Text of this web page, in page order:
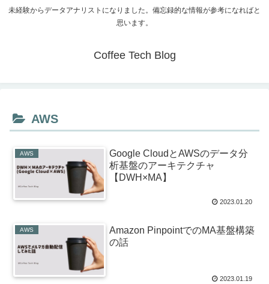
未経験からデータアナリストになりました。備忘録的な情報が参考になればと
思います。
Coffee Tech Blog
AWS
AWS
Google CloudとAWSのデータ分
析基盤のアーキテクチャ
【DWH×MA】
2023.01.20
AWS
Amazon PinpointでのMA基盤構築
の話
2023.01.19